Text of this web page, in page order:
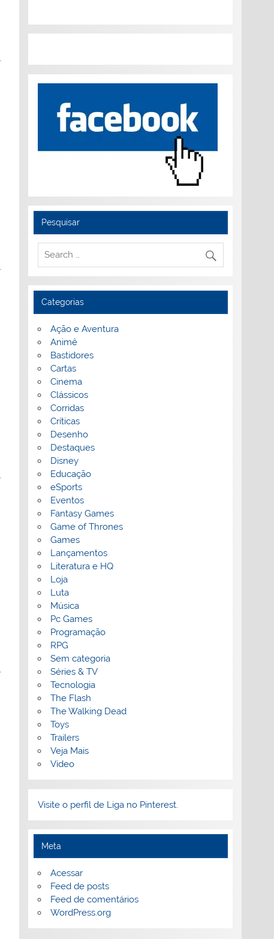
Pesquisar
Categorias
Ação e Aventura
Animê
Bastidores
Cartas
Cinema
Clássicos
Corridas
Críticas
Desenho
Destaques
Disney
Educação
eSports
Eventos
Fantasy Games
Game of Thrones
Games
Lançamentos
Literatura e HQ
Loja
Luta
Música
Pc Games
Programação
RPG
Sem categoria
Séries & TV
Tecnologia
The Flash
The Walking Dead
Toys
Trailers
Veja Mais
Vídeo
Visite o perfil de Liga no Pinterest.
Meta
Acessar
Feed de posts
Feed de comentários
WordPress.org